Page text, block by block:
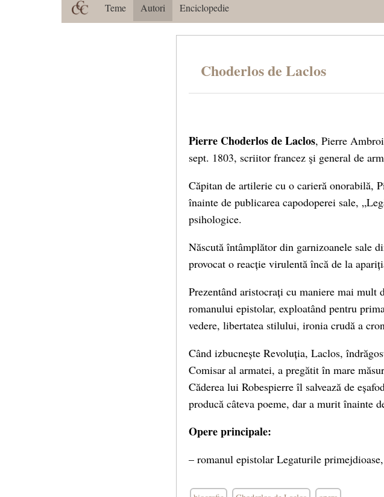
Teme Autori Enciclopedie
Choderlos de Laclos
Pierre Choderlos de Laclos, Pierre
sept. 1803, scriitor francez şi general de
Căpitan de artilerie cu o carieră onorabilă,
înainte de publicarea capodoperei sale,
psihologice.
Născută întâmplător din garnizoanele sale
provocat o reacție virulentă încă de la
Prezentând aristocrați cu maniere mai
romanului epistolar, exploatând pentru
vedere, libertatea stilului, ironia crudă a
Când izbucnește Revoluția, Laclos,
Comisar al armatei, a pregătit în mare
Căderea lui Robespierre îl salvează de
producă câteva poeme, dar a murit înainte
Opere principale:
– romanul epistolar Legaturile